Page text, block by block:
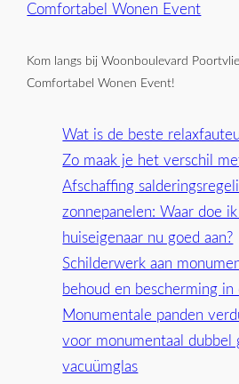
Comfortabel Wonen Event
Kom langs bij Woonboulevard
Comfortabel Wonen Event!
Wat is de beste
Zo maak je het verschil
Afschaffing
zonnepanelen: Waar doe
huiseigenaar nu goed aan?
Schilderwerk aan
behoud en bescherming in
Monumentale panden
voor monumentaal dubbel
vacuümglas